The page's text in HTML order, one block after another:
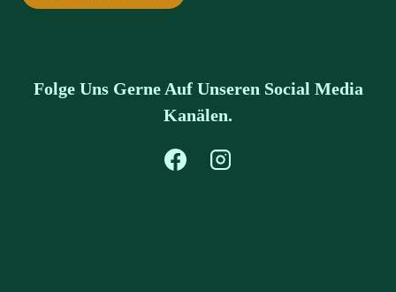
Folge Uns Gerne Auf Unseren Social Media
Kanälen.